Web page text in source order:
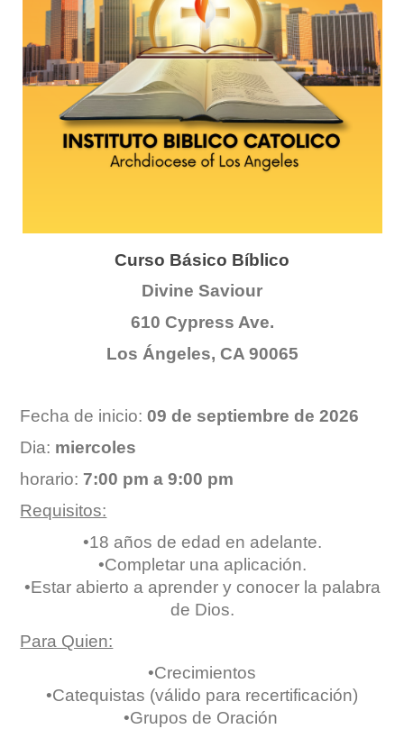
Curso Básico Bíblico
Divine Saviour
610 Cypress Ave.
Los Ángeles, CA 90065
Fecha de inicio: 09 de septiembre de 2026
Dia: miercoles
horario: 7:00 pm a 9:00 pm
Requisitos:
•18 años de edad en adelante.
•Completar una aplicación.
•Estar abierto a aprender y conocer la palabra
de Dios.
Para Quien:
•Crecimientos
•Catequistas (válido para recertificación)
•Grupos de Oración